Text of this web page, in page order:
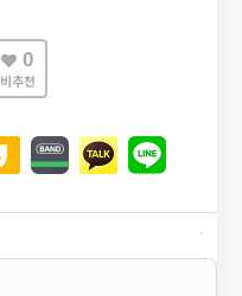
0
비추천